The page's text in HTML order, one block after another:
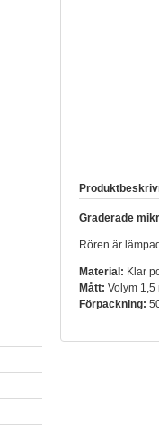
Graderade
Rören är
Material: Klar
Mått:Volym 1,5
Förpackning: